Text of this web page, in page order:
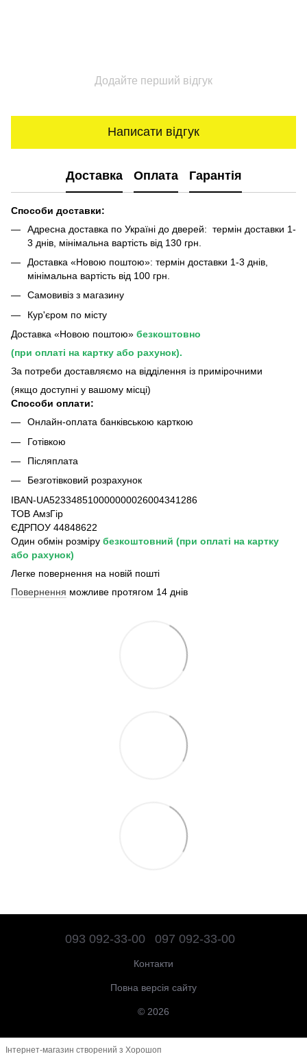
Додайте перший відгук
Написати відгук
Доставка Оплата Гарантія
Способи доставки:
Адресна доставка по Україні до дверей: термін доставки 1-
3 днів, мінімальна вартість від 130 грн.
Доставка «Новою поштою»: термін доставки 1-3 днів,
мінімальна вартість від 100 грн.
Самовивіз з магазину
Кур'єром по місту
Доставка «Новою поштою» безкоштовно
(при оплаті на картку або рахунок).
За потреби доставляємо на відділення із примірочними
(якщо доступні у вашому місці)
Способи оплати:
Онлайн-оплата банківською карткою
Готівкою
Післяплата
Безготівковий розрахунок
IBAN-UA523348510000000026004341286
ТОВ АмзГір
ЄДРПОУ 44848622
Один обмін розміру безкоштовний (при оплаті на картку
або рахунок)
Легке повернення на новій пошті
Повернення можливе протягом 14 днів
093 092-33-00 097 092-33-00
Контакти
Повна версія сайту
© 2026
Інтернет-магазин створений з Хорошоп